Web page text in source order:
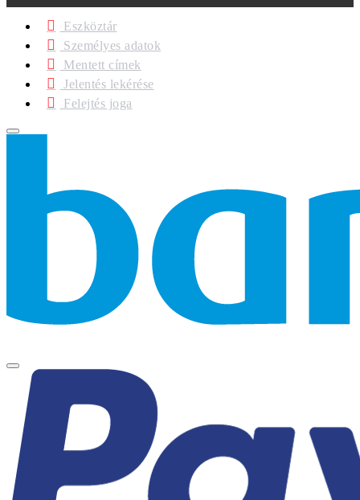
Eszköztár
Személyes adatok
Mentett címek
Jelentés lekérése
Felejtés joga